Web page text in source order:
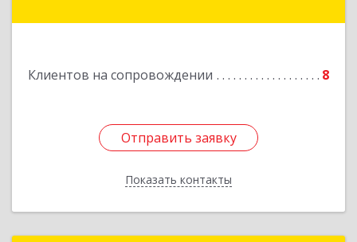
Клиентов на сопровождении 8
Отправить заявку
Показать контакты
Отправить заявку
Назад